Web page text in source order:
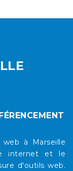
web à Marseille
internet et le
d'outils web.